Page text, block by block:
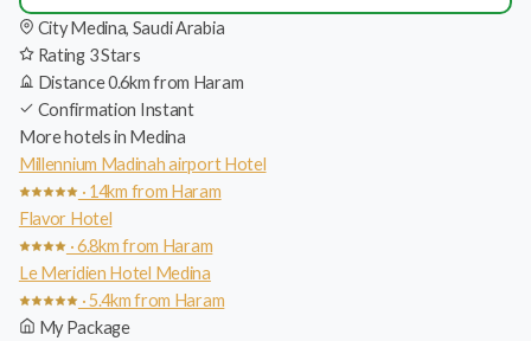
CityMedina, Saudi Arabia
Rating 3 Stars
Distance0.6km from Haram
Confirmation Instant
More hotels in Medina
Millennium Madinah airport Hotel
· 14km from Haram
Flavor Hotel
· 6.8km from Haram
Le Meridien Hotel Medina
· 5.4km from Haram
My Package